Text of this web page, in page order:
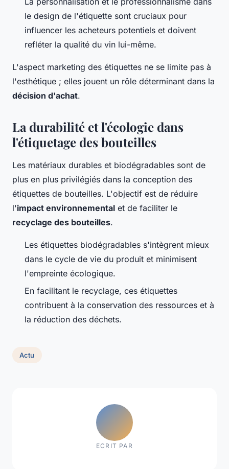
le design de l'étiquette sont cruciaux pour
influencer les acheteurs potentiels et doivent
refléter la qualité du vin lui-même.
L'aspect marketing des étiquettes ne se limite pas à
l'esthétique ; elles jouent un rôle déterminant dans la
décision d'achat.
La durabilité et l'écologie dans
l'étiquetage des bouteilles
Les matériaux durables et biodégradables sont de
plus en plus privilégiés dans la conception des
étiquettes de bouteilles. L'objectif est de réduire
l'impact environnemental et de faciliter le
recyclage des bouteilles.
Les étiquettes biodégradables s'intègrent mieux
dans le cycle de vie du produit et minimisent
l'empreinte écologique.
En facilitant le recyclage, ces étiquettes
contribuent à la conservation des ressources et à
la réduction des déchets.
Actu
ECRIT PAR